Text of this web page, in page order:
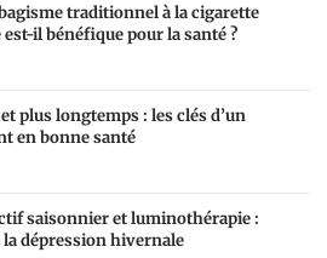
traditionnel à la cigarette
il bénéfique pour la santé ?
plus longtemps : les clés d’un
en bonne santé
saisonnier et luminothérapie :
dépression hivernale